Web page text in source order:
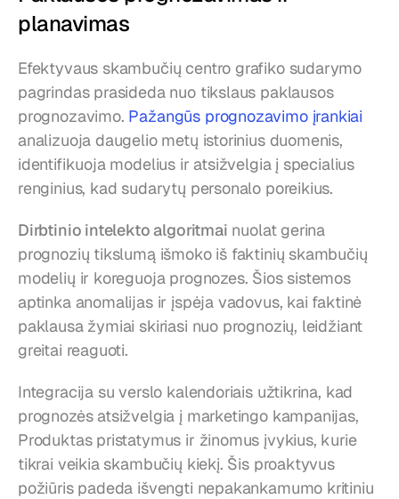
planavimas
Efektyvaus skambučių centro grafiko sudarymo
pagrindas prasideda nuo tikslaus paklausos
prognozavimo. Pažangūs prognozavimo įrankiai
analizuoja daugelio metų istorinius duomenis,
identifikuoja modelius ir atsižvelgia į specialius
renginius, kad sudarytų personalo poreikius.
Dirbtinio intelekto algoritmai nuolat gerina
prognozių tikslumą išmoko iš faktinių skambučių
modelių ir koreguoja prognozes. Šios sistemos
aptinka anomalijas ir įspėja vadovus, kai faktinė
paklausa žymiai skiriasi nuo prognozių, leidžiant
greitai reaguoti.
Integracija su verslo kalendoriais užtikrina, kad
prognozės atsižvelgia į marketingo kampanijas,
Produktas pristatymus ir žinomus įvykius, kurie
tikrai veikia skambučių kiekį. Šis proaktyvus
požiūris padeda išvengti nepakankamumo kritiniu